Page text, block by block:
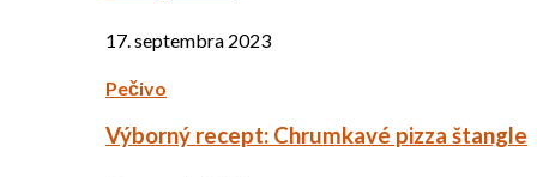
17. septembra 2023
Pečivo
Výborný recept: Chrumkavé pizza štangle